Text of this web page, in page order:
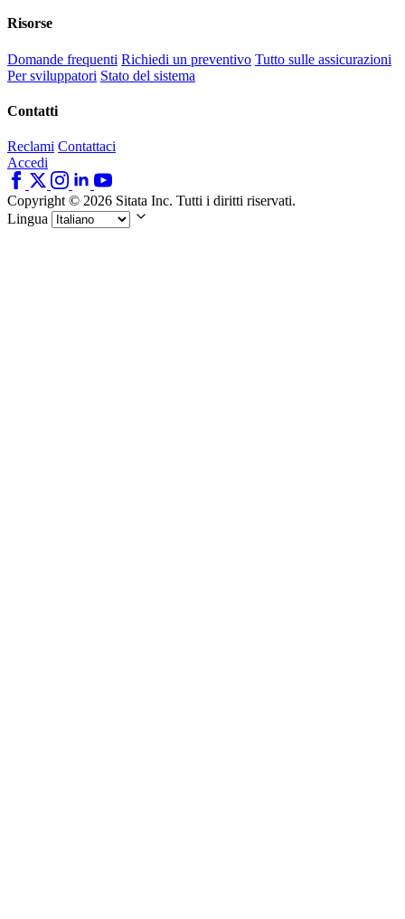
Risorse
Domande frequenti Richiedi un preventivo Tutto sulle assicurazioni
Per sviluppatori Stato del sistema
Contatti
Reclami Contattaci
Accedi
Copyright © 2026 Sitata Inc. Tutti i diritti riservati.
Lingua